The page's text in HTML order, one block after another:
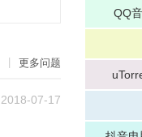
更多问题
2018-07-17
QQ